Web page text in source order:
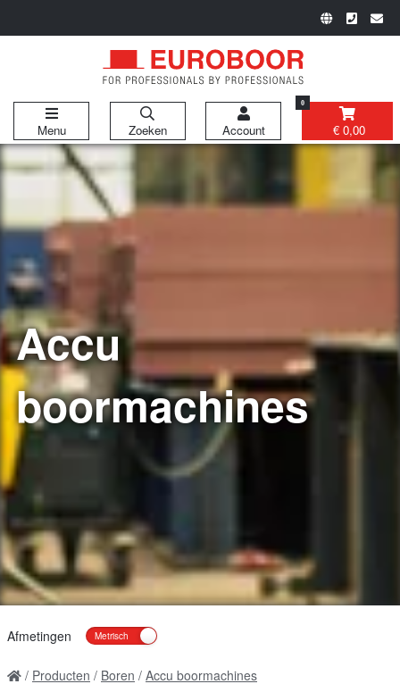
Menu Zoeken Account
0
€ 0,00
Accu
boormachines
Afmetingen
Producten Boren Accu boormachines